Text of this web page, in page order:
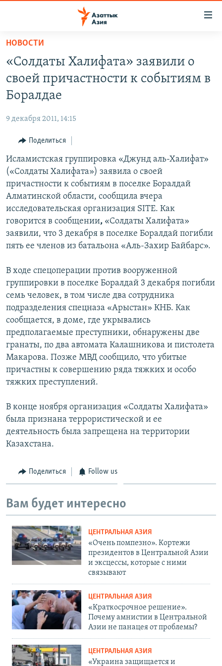
Вернуться
основному
содержанию
Вернутся
главной
навигации
Вернутся
поиску
ТАДЖИКИСТАН
НОВОСТИ
ВОЙНА В УКРАИНЕ
ҚАЗАҚША
КЫРГЫЗЧА
ЎЗБЕКЧА
ТОҶИКӢ
TÜRKMENÇE
Все сайты РСЕ/РС
НОВОСТИ
«Солдаты Халифата» заявили о
своей причастности к событиям в
Боралдае
9 декабря 2011, 14:15
Поделиться
Исламистская группировка «Джунд аль-Халифат»
(«Солдаты Халифата») заявила о своей
причастности к событиям в поселке Боралдай
Алматинской области, сообщила вчера
исследовательская организация SITE. Как
говорится в сообщении, «Солдаты Халифата»
заявили, что 3 декабря в поселке Боралдай погибли
пять ее членов из батальона «Аль-Захир Байбарс».
В ходе спецоперации против вооруженной
группировки в поселке Боралдай 3 декабря погибли
семь человек, в том числе два сотрудника
подразделения спецназа «Арыстан» КНБ. Как
сообщается, в доме, где укрывались
предполагаемые преступники, обнаружены две
гранаты, по два автомата Калашникова и пистолета
Макарова. Позже МВД сообщило, что убитые
причастны к совершению ряда тяжких и особо
тяжких преступлений.
В конце ноября организация «Солдаты Халифата»
была признана террористической и ее
деятельность была запрещена на территории
Казахстана.
Поделиться Follow us
Вам будет интересно
ЦЕНТРАЛЬНАЯ АЗИЯ
«Очень помпезно». Кортежи
президентов в Центральной Азии
и эксцессы, которые с ними
связывают
ЦЕНТРАЛЬНАЯ АЗИЯ
«Краткосрочное решение».
Почему амнистии в Центральной
Азии не панацея от проблемы?
ЦЕНТРАЛЬНАЯ АЗИЯ
«Украина защищается и